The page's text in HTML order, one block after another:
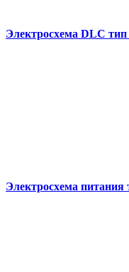
Электросхема DLC
Электросхема питания